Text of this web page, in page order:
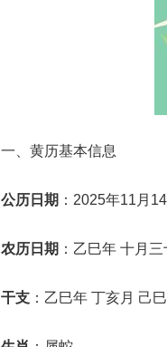
一、黄历基本信息
公历日期 ：2025年11月
农历日期 ：乙巳年 十月三
干支 ：乙巳年 丁亥月 己巳